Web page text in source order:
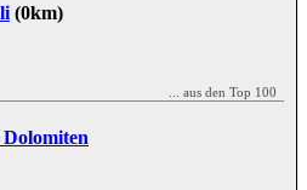
(0km)
... aus den Top 100